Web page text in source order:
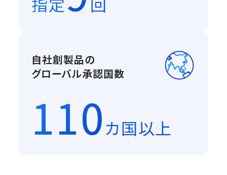
自社創製品の
グローバル承認国数
110カ国以上